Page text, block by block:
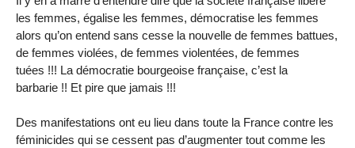
les femmes, égalise les femmes, démocratise les femmes
alors qu’on entend sans cesse la nouvelle de femmes battues,
de femmes violées, de femmes violentées, de femmes
tuées !!! La démocratie bourgeoise française, c’est la
barbarie !! Et pire que jamais !!!
Des manifestations ont eu lieu dans toute la France contre les
féminicides qui se cessent pas d’augmenter tout comme les